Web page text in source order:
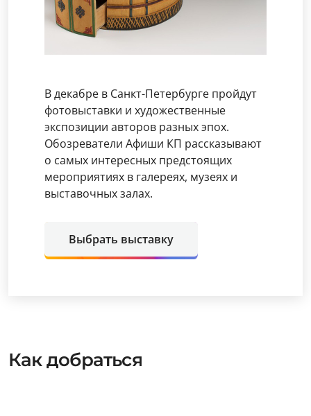
В декабре в Санкт-Петербурге пройдут
фотовыставки и художественные
экспозиции авторов разных эпох.
Обозреватели Афиши КП рассказывают
о самых интересных предстоящих
мероприятиях в галереях, музеях и
выставочных залах.
Выбрать выставку
Как добраться